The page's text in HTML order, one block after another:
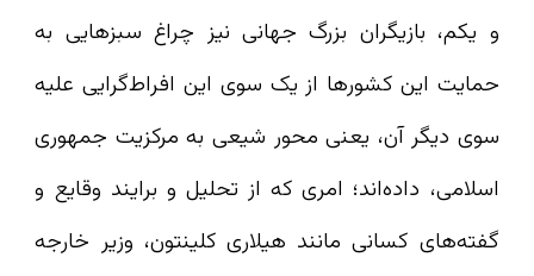
و یکم، بازیگران بزرگ جهانی نیز چراغ سبزهایی به
حمایت این کشورها از یک سوی این افراط‌گرایی علیه
سوی دیگر آن، یعنی محور شیعی به مرکزیت جمهوری
اسلامی، داده‌اند؛ امری که از تحلیل و برایند وقایع و
گفته‌های کسانی مانند هیلاری کلینتون، وزیر خارجه